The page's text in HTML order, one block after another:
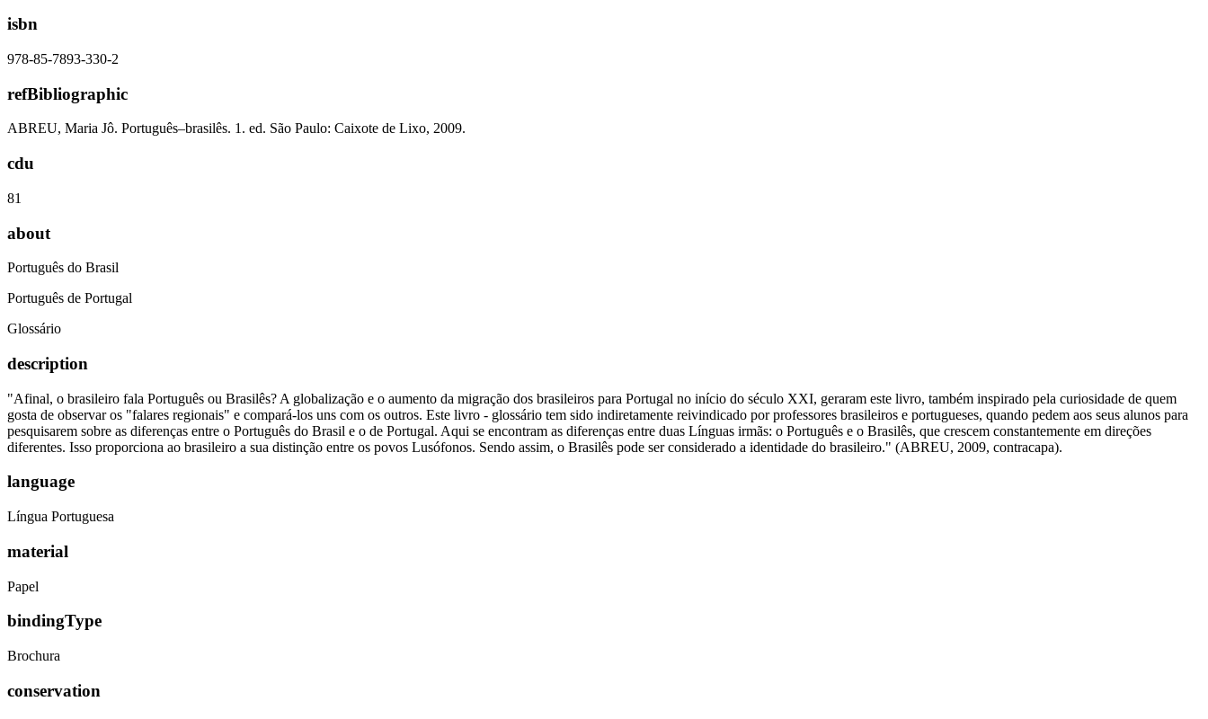
isbn
978-85-7893-330-2
refBibliographic
ABREU, Maria Jô. Português–brasilês. 1. ed. São Paulo: Caixote de Lixo, 2009.
cdu
81
about
Português do Brasil
Português de Portugal
Glossário
description
"Afinal, o brasileiro fala Português ou Brasilês? A globalização e o aumento da migração dos brasileiros para Portugal no início do século XXI, geraram este livro, também inspirado pela curiosidade de quem
gosta de observar os "falares regionais" e compará-los uns com os outros. Este livro - glossário tem sido indiretamente reivindicado por professores brasileiros e portugueses, quando pedem aos seus alunos para
pesquisarem sobre as diferenças entre o Português do Brasil e o de Portugal. Aqui se encontram as diferenças entre duas Línguas irmãs: o Português e o Brasilês, que crescem constantemente em direções
diferentes. Isso proporciona ao brasileiro a sua distinção entre os povos Lusófonos. Sendo assim, o Brasilês pode ser considerado a identidade do brasileiro." (ABREU, 2009, contracapa).
language
Língua Portuguesa
material
Papel
bindingType
Brochura
conservation